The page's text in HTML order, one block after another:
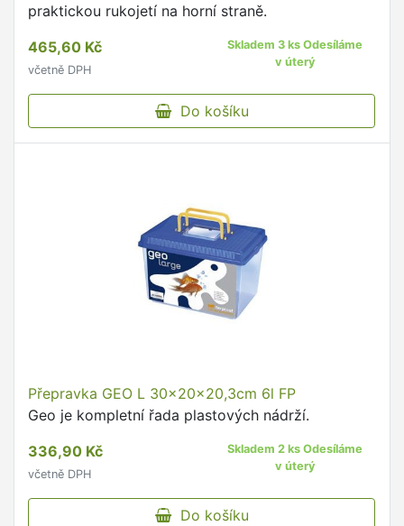
praktickou rukojetí na horní straně.
465,60 Kč
včetně DPH
Skladem 3 ks Odesíláme
v úterý
Do košíku
Přepravka GEO L 30x20x20,3cm 6l FP
Geo je kompletní řada plastových nádrží.
336,90 Kč
včetně DPH
Skladem 2 ks Odesíláme
v úterý
Do košíku